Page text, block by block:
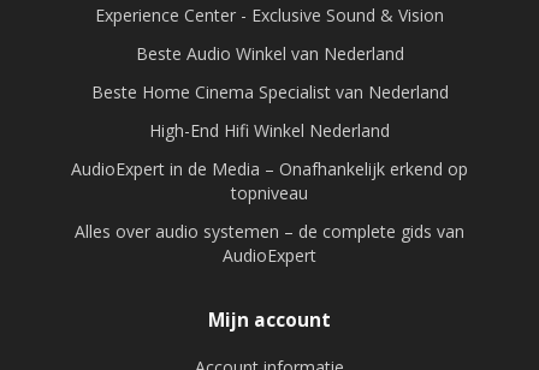
Experience Center - Exclusive Sound & Vision
Beste Audio Winkel van Nederland
Beste Home Cinema Specialist van Nederland
High-End Hifi Winkel Nederland
AudioExpert in de Media – Onafhankelijk erkend op
topniveau
Alles over audio systemen – de complete gids van
AudioExpert
Mijn account